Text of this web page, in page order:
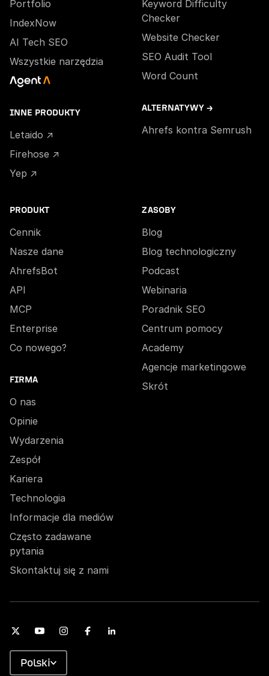
Portfolio
IndexNow
AI Tech SEO
Wszystkie narzędzia
INNE PRODUKTY
Letaido ↗
Firehose ↗
Yep ↗
Keyword Difficulty
Checker
Website Checker
SEO Audit Tool
Word Count
ALTERNATYWY →
Ahrefs kontra Semrush
PRODUKT
Cennik
Nasze dane
AhrefsBot
API
MCP
Enterprise
Co nowego?
FIRMA
O nas
Opinie
Wydarzenia
Zespół
Kariera
Technologia
Informacje dla mediów
Często zadawane
pytania
Skontaktuj się z nami
ZASOBY
Blog
Blog technologiczny
Podcast
Webinaria
Poradnik SEO
Centrum pomocy
Academy
Agencje marketingowe
Skrót
Polski